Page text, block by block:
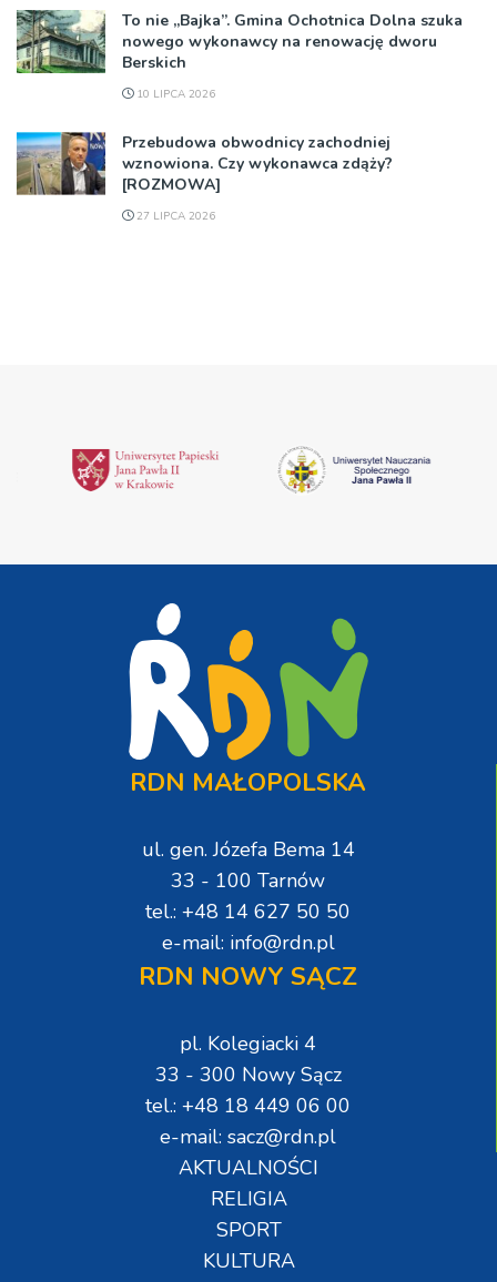
To nie „Bajka”. Gmina Ochotnica Dolna szuka
nowego wykonawcy na renowację dworu
Berskich
10 LIPCA 2026
Przebudowa obwodnicy zachodniej
wznowiona. Czy wykonawca zdąży?
[ROZMOWA]
27 LIPCA 2026
RDN MAŁOPOLSKA
ul. gen. Józefa Bema 14
33 - 100 Tarnów
tel.: +48 14 627 50 50
e-mail: info@rdn.pl
RDN NOWY SĄCZ
pl. Kolegiacki 4
33 - 300 Nowy Sącz
tel.: +48 18 449 06 00
e-mail: sacz@rdn.pl
AKTUALNOŚCI
RELIGIA
SPORT
KULTURA